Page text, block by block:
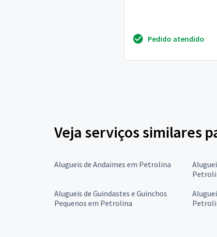
Pedido atendido
Veja serviços similares
Alugueis de Andaimes em Petrolina
Alugueis de Guindastes e Guinchos
Pequenos em Petrolina